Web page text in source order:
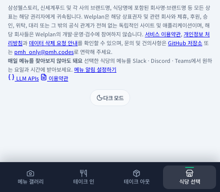
메뉴 갤러리 테이크 인 테이크 아웃 식당 선택
삼성웰스토리, 신세계푸드 및 각 사의 브랜드명, 식당명에 포함된 회사명·브랜드명 등 모든 상
표는 해당 권리자에게 귀속됩니다. Welplan은 해당 상표권자 및 관련 회사와 제휴, 후원, 승
인, 위탁, 대리 또는 그 밖의 공식 관계가 전혀 없는 독립적인 사이트 및 애플리케이션이며, 해
당 회사들은 Welplan의 개발·운영·검수에 참여하지 않습니다. 서비스 이용약관, 개인정보 처
리방침과데이터 삭제 요청 안내를 확인할 수 있으며, 문의 및 건의사항은GitHub 저장소 또
는 pmh_only@pmh.codes로 연락해 주세요.
매일 메뉴를 찾아보지 않아도 돼요선택한 식당의 메뉴를 Slack · Discord · Teams에서 원하
는 요일과 시간에 받아보세요. 메뉴 알림 설정하기
LLM APIs
이용약관
다크 모드